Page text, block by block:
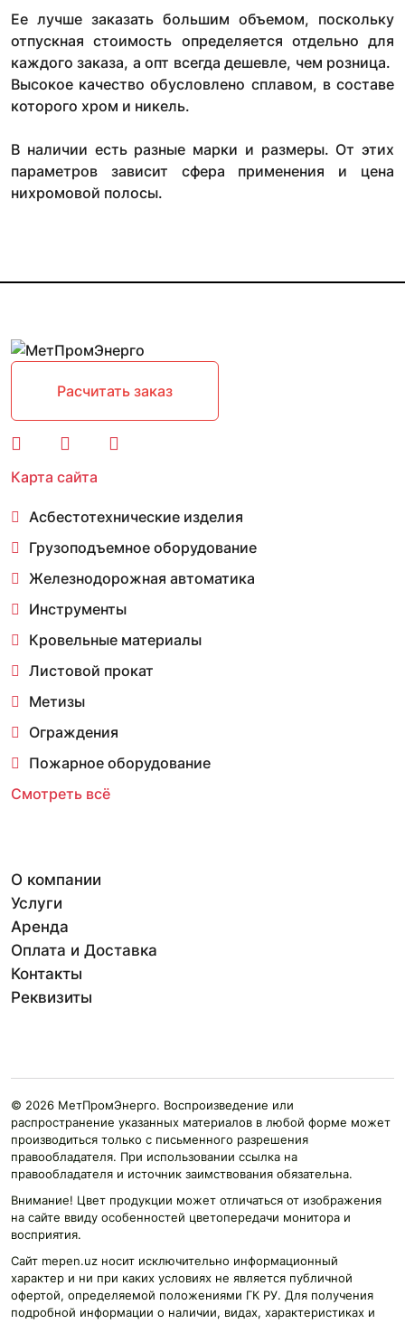
Ее лучше заказать большим объемом, поскольку
отпускная стоимость определяется отдельно для
каждого заказа, а опт всегда дешевле, чем розница.
Высокое качество обусловлено сплавом, в составе
которого хром и никель.
В наличии есть разные марки и размеры. От этих
параметров зависит сфера применения и цена
нихромовой полосы.
Расчитать заказ
Карта сайта
Асбестотехнические изделия
Грузоподъемное оборудование
Железнодорожная автоматика
Инструменты
Кровельные материалы
Листовой прокат
Метизы
Ограждения
Пожарное оборудование
Смотреть всё
О компании
Услуги
Аренда
Оплата и Доставка
Контакты
Реквизиты
© 2026 МетПромЭнерго. Воспроизведение или
распространение указанных материалов в любой форме может
производиться только с письменного разрешения
правообладателя. При использовании ссылка на
правообладателя и источник заимствования обязательна.
Внимание! Цвет продукции может отличаться от изображения
на сайте ввиду особенностей цветопередачи монитора и
восприятия.
Сайт mepen.uz носит исключительно информационный
характер и ни при каких условиях не является публичной
офертой, определяемой положениями ГК РУ. Для получения
подробной информации о наличии, видах, характеристиках и